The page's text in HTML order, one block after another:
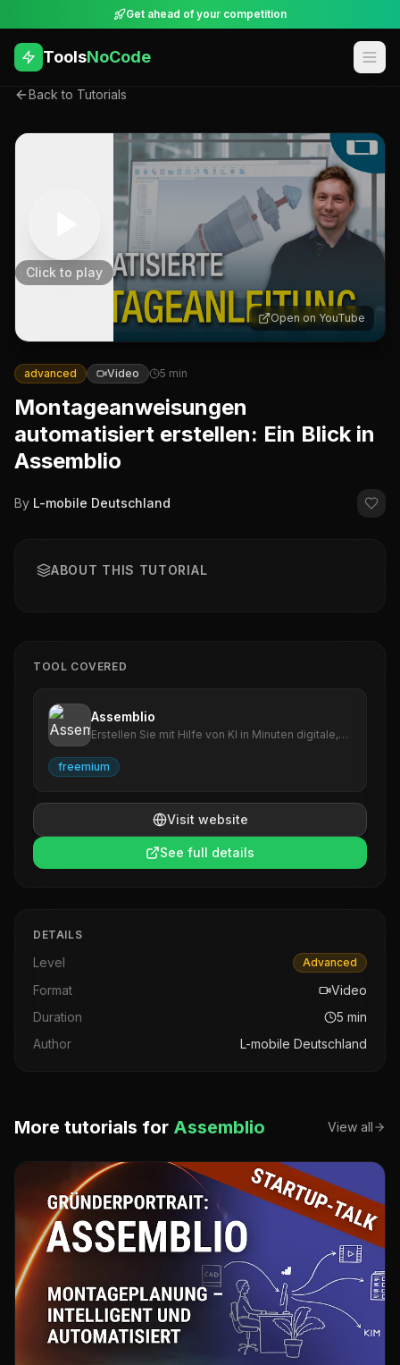
Get ahead of your competition
ToolsNoCode
Back to Tutorials
Click to play
Open on YouTube
advanced Video 5 min
Montageanweisungen
automatisiert erstellen: Ein Blick in
Assemblio
By L-mobile Deutschland
ABOUT THIS TUTORIAL
TOOL COVERED
Assemblio
Erstellen Sie mit Hilfe von KI in Minuten digitale,
Ihren CAD-Daten. Simulieren und validieren Sie
Montageschritte im Planungsprozess, um
freemium
Visit website
See full details
DETAILS
Level Advanced
Format
Video
Duration
5 min
Author
L-mobile Deutschland
More tutorials for Assemblio View all